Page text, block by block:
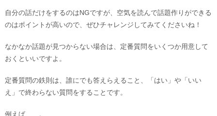
自分の話だけをするのはNGですが、空気を読んで話題作りができる
のはポイントが高いので、ぜひチャレンジしてみてくださいね！
なかなか話題が見つからない場合は、定番質問をいくつか用意して
おくといいですよ。
定番質問の鉄則は、誰にでも答えらえること、「はい」や「いい
え」で終わらない質問をすることです。
例えば……。